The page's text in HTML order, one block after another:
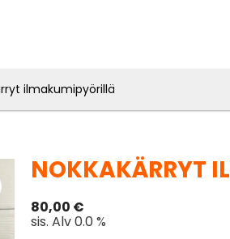
ilmakumipyörillä
NOKKAKÄRRYT
80,00 €
sis. Alv 0.0 %